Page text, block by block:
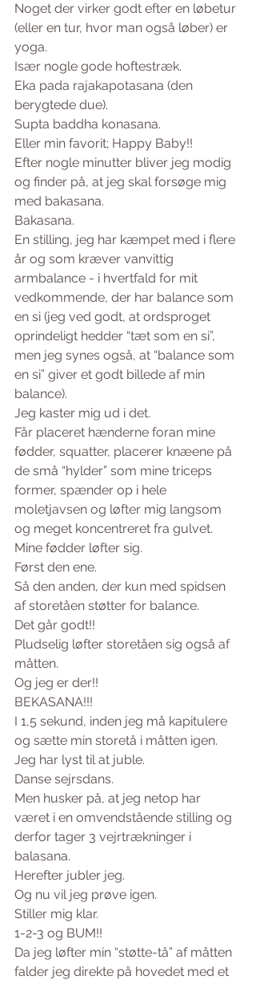
Noget der virker godt efter en løbetur
(eller en tur, hvor man også løber) er
yoga.
Især nogle gode hoftestræk.
Eka pada rajakapotasana (den
berygtede due).
Supta baddha konasana.
Eller min favorit; Happy Baby!!
Efter nogle minutter bliver jeg modig
og finder på, at jeg skal forsøge mig
med bakasana.
Bakasana.
En stilling, jeg har kæmpet med i flere
år og som kræver vanvittig
armbalance - i hvertfald for mit
vedkommende, der har balance som
en si (jeg ved godt, at ordsproget
oprindeligt hedder “tæt som en si”,
men jeg synes også, at “balance som
en si” giver et godt billede af min
balance).
Jeg kaster mig ud i det.
Får placeret hænderne foran mine
fødder, squatter, placerer knæene på
de små “hylder” som mine triceps
former, spænder op i hele
moletjavsen og løfter mig langsom
og meget koncentreret fra gulvet.
Mine fødder løfter sig.
Først den ene.
Så den anden, der kun med spidsen
af storetåen støtter for balance.
Det går godt!!
Pludselig løfter storetåen sig også af
måtten.
Og jeg er der!!
BEKASANA!!!
I 1,5 sekund, inden jeg må kapitulere
og sætte min storetå i måtten igen.
Jeg har lyst til at juble.
Danse sejrsdans.
Men husker på, at jeg netop har
været i en omvendstående stilling og
derfor tager 3 vejrtrækninger i
balasana.
Herefter jubler jeg.
Og nu vil jeg prøve igen.
Stiller mig klar.
1-2-3 og BUM!!
Da jeg løfter min “støtte-tå” af måtten
falder jeg direkte på hovedet med et